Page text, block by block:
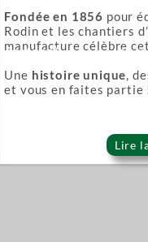
Fondée en 1856 pour
Rodin et les chantiers
manufacture célèbre
Une histoire unique,
et vous en faites partie
Lire